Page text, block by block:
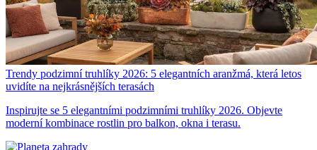
Trendy podzimní truhlíky 2026: 5 elegantních aranžmá, která letos
uvidíte na nejkrásnějších terasách
Inspirujte se 5 elegantními podzimními truhlíky 2026. Objevte
moderní kombinace rostlin pro balkon, okna i terasu.